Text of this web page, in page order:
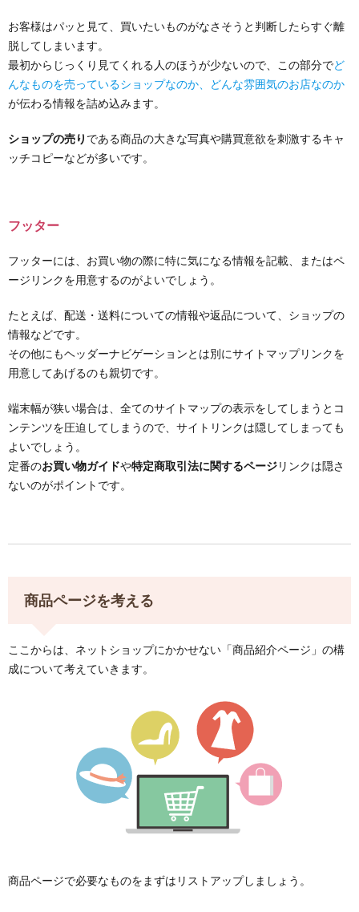
お客様はパッと見て、買いたいものがなさそうと判断したらすぐ離
脱してしまいます。
最初からじっくり見てくれる人のほうが少ないので、この部分でど
んなものを売っているショップなのか、どんな雰囲気のお店なのか
が伝わる情報を詰め込みます。
ショップの売り である商品の大きな写真や購買意欲を刺激するキャ
ッチコピーなどが多いです。
フッター
フッターには、お買い物の際に特に気になる情報を記載、またはペ
ージリンクを用意するのがよいでしょう。
たとえば、配送・送料についての情報や返品について、ショップの
情報などです。
その他にもヘッダーナビゲーションとは別にサイトマップリンクを
用意してあげるのも親切です。
端末幅が狭い場合は、全てのサイトマップの表示をしてしまうとコ
ンテンツを圧迫してしまうので、サイトリンクは隠してしまっても
よいでしょう。
定番のお買い物ガイドや特定商取引法に関するページリンクは隠さ
ないのがポイントです。
商品ページを考える
ここからは、ネットショップにかかせない「商品紹介ページ」の構
成について考えていきます。
商品ページで必要なものをまずはリストアップしましょう。